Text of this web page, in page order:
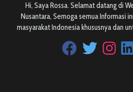
Hi, Saya Rossa. Selamat datang di
Nusantara, Semoga semua Informasi
masyarakat Indonesia khususnya dan